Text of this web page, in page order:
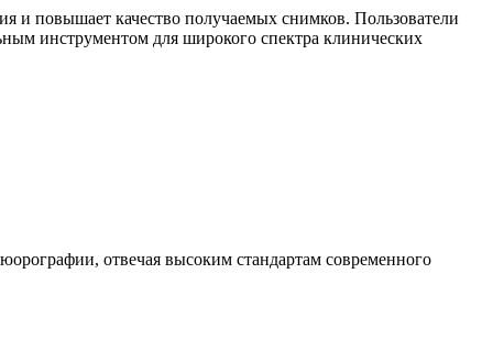
и повышает качество получаемых снимков. Пользователи
инструментом для широкого спектра клинических
отвечая высоким стандартам современного